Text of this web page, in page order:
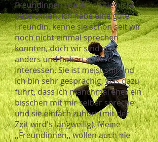
Freundinnen würde ich sie nicht
bezeichnen. Ich habe eine gute
Freundin, kenne sie schon seit wir
noch nicht einmal sprechen
konnten, doch wir sind sehr
anders und haben andere
Interessen. Sie ist meist still und
ich bin sehr gesprächig, was dazu
führt, dass ich manchmal eher ein
bisschen mit mir selber spreche
und sie einfach zuhört (mit der
Zeit wird's langweilig). Meine
,,Freundinnen,, wollen auch nie